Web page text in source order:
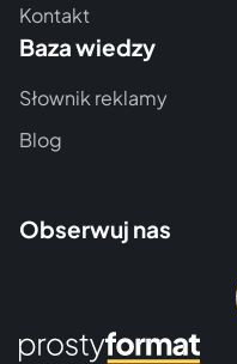
Kontakt
Baza wiedzy
Słownik reklamy
Blog
Obserwuj nas